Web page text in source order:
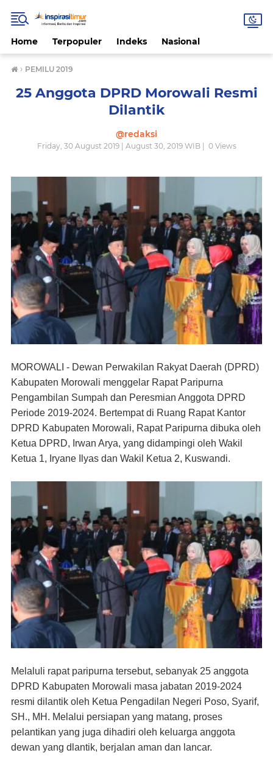
Home Terpopuler Indeks Nasional
› PEMILU 2019
25 Anggota DPRD Morowali Resmi
Dilantik
@redaksi
Friday, 30 August 2019 | August 30, 2019 WIB | 0Views
MOROWALI - Dewan Perwakilan Rakyat Daerah (DPRD)
Kabupaten Morowali menggelar Rapat Paripurna
Pengambilan Sumpah dan Peresmian Anggota DPRD
Periode 2019-2024. Bertempat di Ruang Rapat Kantor
DPRD Kabupaten Morowali, Rapat Paripurna dibuka oleh
Ketua DPRD, Irwan Arya, yang didampingi oleh Wakil
Ketua 1, Iryane Ilyas dan Wakil Ketua 2, Kuswandi.
Melaluli rapat paripurna tersebut, sebanyak 25 anggota
DPRD Kabupaten Morowali masa jabatan 2019-2024
resmi dilantik oleh Ketua Pengadilan Negeri Poso, Syarif,
SH., MH. Melalui persiapan yang matang, proses
pelantikan yang juga dihadiri oleh keluarga anggota
dewan yang dlantik, berjalan aman dan lancar.